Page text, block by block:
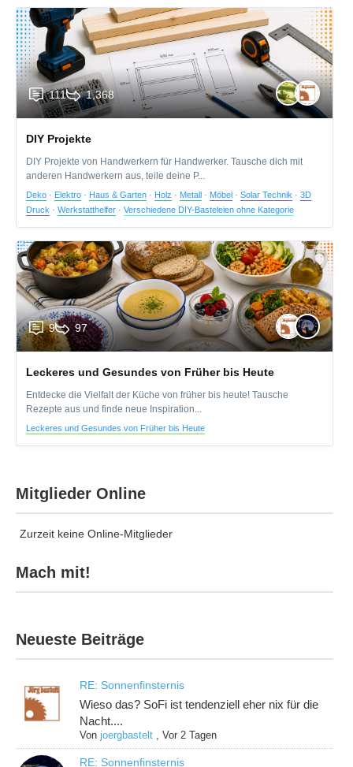
111 1,368
DIY Projekte
DIY Projekte von Handwerkern für Handwerker. Tausche dich mit
anderen Handwerkern aus, teile deine P...
Deko · Elektro · Haus & Garten · Holz · Metall · Möbel · Solar Technik · 3D
Druck · Werkstatthelfer · Verschiedene DIY-Basteleien ohne Kategorie
9 97
Leckeres und Gesundes von Früher bis Heute
Entdecke die Vielfalt der Küche von früher bis heute! Tausche
Rezepte aus und finde neue Inspiration...
Leckeres und Gesundes von Früher bis Heute
Mitglieder Online
Zurzeit keine Online-Mitglieder
Mach mit!
Neueste Beiträge
RE: Sonnenfinsternis
Wieso das? SoFi ist tendenziell eher nix für die
Nacht....
Vonjoergbastelt ,Vor 2 Tagen
RE: Sonnenfinsternis